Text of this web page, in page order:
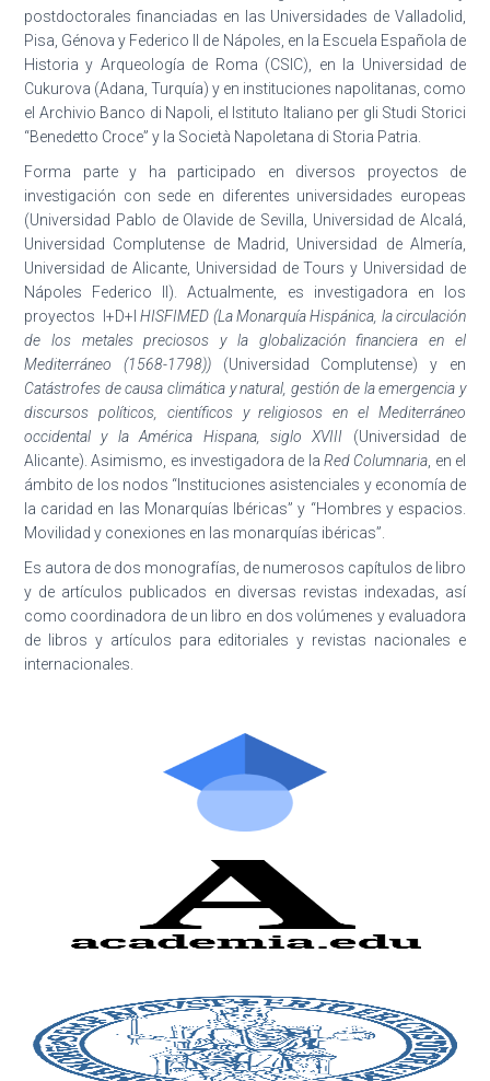
postdoctorales financiadas en las Universidades de Valladolid,
Pisa, Génova y Federico II de Nápoles, en la Escuela Española de
Historia y Arqueología de Roma (CSIC), en la Universidad de
Cukurova (Adana, Turquía) y en instituciones napolitanas, como
el Archivio Banco di Napoli, el Istituto Italiano per gli Studi Storici
“Benedetto Croce” y la Società Napoletana di Storia Patria.
Forma parte y ha participado en diversos proyectos de
investigación con sede en diferentes universidades europeas
(Universidad Pablo de Olavide de Sevilla, Universidad de Alcalá,
Universidad Complutense de Madrid, Universidad de Almería,
Universidad de Alicante, Universidad de Tours y Universidad de
Nápoles Federico II). Actualmente, es investigadora en los
proyectos I+D+IHISFIMED (La Monarquía Hispánica, la circulación
de los metales preciosos y la globalización financiera en el
Mediterráneo (1568-1798))(Universidad Complutense) y en
Catástrofes de causa climática y natural, gestión de la emergencia y
discursos políticos, científicos y religiosos en el Mediterráneo
occidental y la América Hispana, siglo XVIII (Universidad de
Alicante). Asimismo, es investigadora de la Red Columnaria, en el
ámbito de los nodos “Instituciones asistenciales y economía de
la caridad en las Monarquías Ibéricas” y “Hombres y espacios.
Movilidad y conexiones en las monarquías ibéricas”.
Es autora de dos monografías, de numerosos capítulos de libro
y de artículos publicados en diversas revistas indexadas, así
como coordinadora de un libro en dos volúmenes y evaluadora
de libros y artículos para editoriales y revistas nacionales e
internacionales.